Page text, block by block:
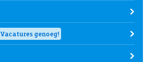
Vacatures genoeg!